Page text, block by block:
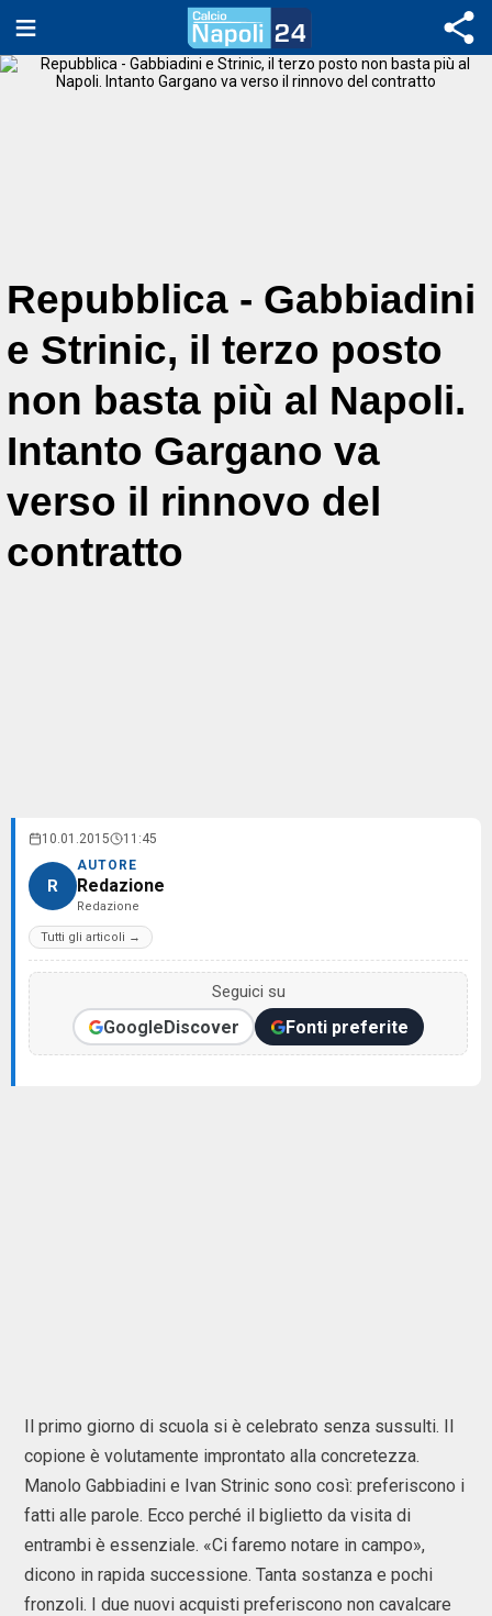
Repubblica - Gabbiadini
e Strinic, il terzo posto
non basta più al Napoli.
Intanto Gargano va
verso il rinnovo del
contratto
10.01.2015 11:45
R
AUTORE
Redazione
Redazione
Tutti gli articoli →
Seguici su
GoogleDiscover Fonti preferite
Il primo giorno di scuola si è celebrato senza sussulti. Il
copione è volutamente improntato alla concretezza.
Manolo Gabbiadini e Ivan Strinic sono così: preferiscono i
fatti alle parole. Ecco perché il biglietto da visita di
entrambi è essenziale. «Ci faremo notare in campo»,
dicono in rapida successione. Tanta sostanza e pochi
fronzoli. I due nuovi acquisti preferiscono non cavalcare